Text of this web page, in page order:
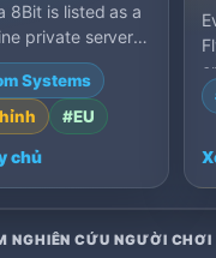
8Bit is listed as a
private server
100: Custom,
Systems
#EU
chủ
NGHIÊN CỨU NGƯỜI CHƠI